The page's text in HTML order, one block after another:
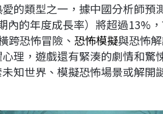
的類型之一，據中國分析師預
內的年度成長率）將超過13%
跨恐怖冒險、 恐怖模擬與恐怖
理，遊戲還有緊湊的劇情和驚
知世界、模擬恐怖場景或解開